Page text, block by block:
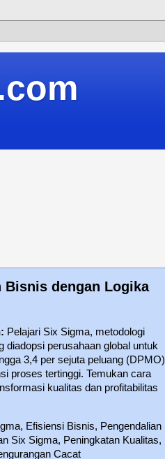
Bisnis dengan Logika
Pelajari Six Sigma, metodologi
diadopsi perusahaan global untuk
3,4 per sejuta peluang (DPMO)
proses tertinggi. Temukan cara
kualitas dan profitabilitas
Efisiensi Bisnis, Pengendalian
Six Sigma, Peningkatan Kualitas,
Cacat